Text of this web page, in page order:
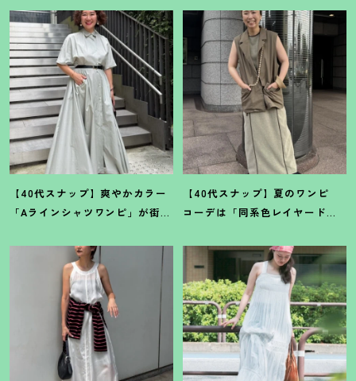
【40代スナップ】爽やかカラー
「Aラインシャツワンピ」が街で
さん
【40代スナップ】夏のワンピ
コーデは「同系色レイヤード」
さん